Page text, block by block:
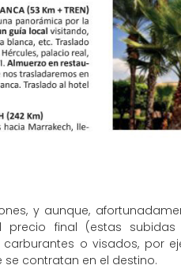
y aunque,
precio final (estas
o visados, por
contratan en el destino.